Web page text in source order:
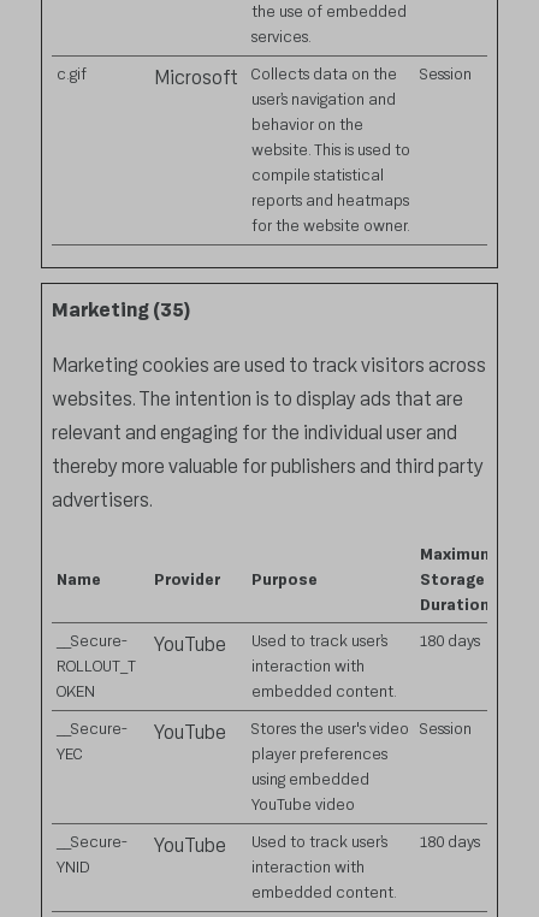
the use of embedded
services.
c.gif Microsoft
Collects data on the
user’s navigation and
behavior on the
website. This is used to
compile statistical
reports and heatmaps
for the website owner.
Session
Marketing (35)
Marketing cookies are used to track visitors across
websites. The intention is to display ads that are
relevant and engaging for the individual user and
thereby more valuable for publishers and third party
advertisers.
Name Provider Purpose
Maximum
Storage
Duration
__Secure-
ROLLOUT_T
OKEN
YouTube
Used to track user’s
interaction with
embedded content.
180 days
__Secure-
YEC
YouTube
Stores the user's video
player preferences
using embedded
YouTube video
Session
__Secure-
YNID
YouTube
Used to track user’s
interaction with
embedded content.
180 days